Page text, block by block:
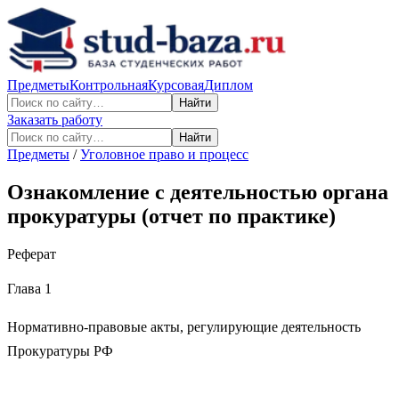
ПредметыКонтрольнаяКурсоваяДиплом
Найти
Заказать работу
Найти
Предметы /Уголовное право и процесс
Ознакомление с деятельностью органа
прокуратуры (отчет по практике)
Реферат
Глава 1
Нормативно-правовые акты, регулирующие деятельность
Прокуратуры РФ